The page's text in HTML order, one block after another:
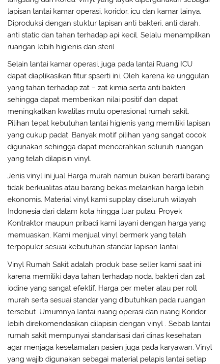
lapisan lantai kamar operasi, koridor, icu dan kamar lainya.
Diproduksi dengan stuktur lapisan anti bakteri, anti darah,
anti static dan tahan terhadap api kecil. Selalu menampilkan
ruangan lebih higienis dan steril.
Selain lantai kamar operasi, juga pada lantai Ruang ICU
dapat diaplikasikan fitur spserti ini. Oleh karena ke unggulan
yang tahan terhadap zat – zat kimia serta anti bakteri
sehingga dapat memberikan nilai positif dan dapat
meningkatkan kwalitas mutu operasional rumah sakit.
Pilihan tepat kebutuhan lantai higienis yang memiliki lapisan
yang cukup padat. Banyak motif pilihan yang sangat cocok
digunakan sehingga dapat mencerahkan seluruh ruangan
yang telah dilapisin vinyl.
Jenis vinyl ini jual Harga murah namun bukan berarti barang
tidak berkualitas atau barang bekas melainkan harga lebih
ekonomis. Material vinyl kami supplay diseluruh wilayah
Indonesia dari dalam kota hingga luar pulau. Proyek
Kontraktor maupun pribadi kami layani dengan harga yang
memuaskan. Kami menjual vinyl bermerk yang telah
terpopuler sesuai kebutuhan standar lapisan lantai.
Vinyl Rumah Sakit adalah produk base seller kami saat ini
karena memiliki daya tahan terhadap noda, bakteri dan zat
iodine yang sangat efektif. Harga per meter atau per roll
murah serta sesuai standar yang dibutuhkan pada ruangan
tersebut. Umumnya lantai ruang operasi dan ruang Koridor
lebih direkomendasikan dilapisin dengan vinyl . Sebab lantai
rumah sakit mempunyai standarisasi dari dinas kesehatan
agar menjaga keselamatan pasien juga pada karyawan. Vinyl
yang wajib digunakan sebagai material pelapis lantai setiap